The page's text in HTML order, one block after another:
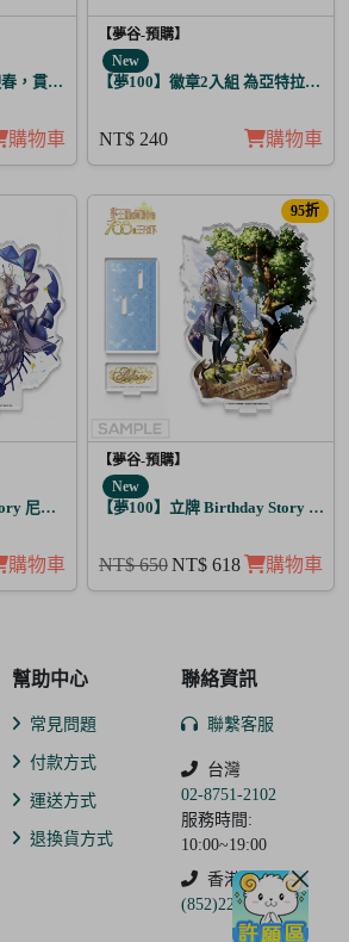
春，貫徹仁義的火之誓言 震
購物車
【夢谷-預購】
New
【夢100】徽章2入組 為亞特拉斯的
NT$ 240 購物車
尼洛 日覺
購物車
95折
【夢谷-預購】
New
【夢100】立牌 Birthday Story 亞當
NT$ 650NT$ 618 購物車
幫助中心
常見問題
付款方式
運送方式
退換貨方式
聯絡資訊
聯繫客服
台灣
02-8751-2102
服務時間:
10:00~19:00
香港
(852)2250-9311